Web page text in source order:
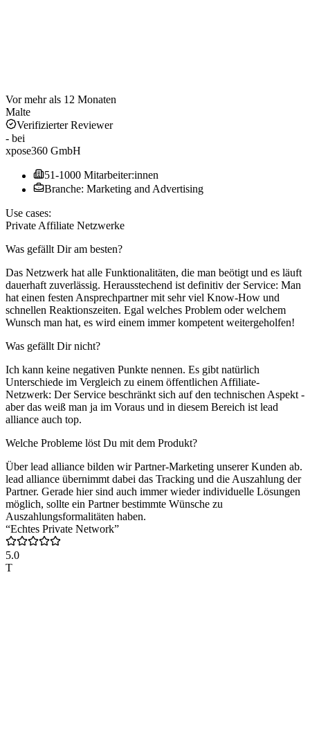
Vor mehr als 12 Monaten
Malte
Verifizierter Reviewer
- bei
xpose360 GmbH
51-1000 Mitarbeiter:innen
Branche: Marketing and Advertising
Use cases:
Private Affiliate Netzwerke
Was gefällt Dir am besten?
Das Netzwerk hat alle Funktionalitäten, die man beötigt und es läuft
dauerhaft zuverlässig. Herausstechend ist definitiv der Service: Man
hat einen festen Ansprechpartner mit sehr viel Know-How und
schnellen Reaktionszeiten. Egal welches Problem oder welchem
Wunsch man hat, es wird einem immer kompetent weitergeholfen!
Was gefällt Dir nicht?
Ich kann keine negativen Punkte nennen. Es gibt natürlich
Unterschiede im Vergleich zu einem öffentlichen Affiliate-
Netzwerk: Der Service beschränkt sich auf den technischen Aspekt -
aber das weiß man ja im Voraus und in diesem Bereich ist lead
alliance auch top.
Welche Probleme löst Du mit dem Produkt?
Über lead alliance bilden wir Partner-Marketing unserer Kunden ab.
lead alliance übernimmt dabei das Tracking und die Auszahlung der
Partner. Gerade hier sind auch immer wieder individuelle Lösungen
möglich, sollte ein Partner bestimmte Wünsche zu
Auszahlungsformalitäten haben.
“Echtes Private Network”
5.0
T